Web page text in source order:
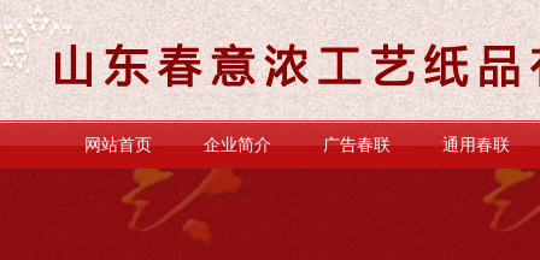
网站首页 企业简介 广告春联 通用春联